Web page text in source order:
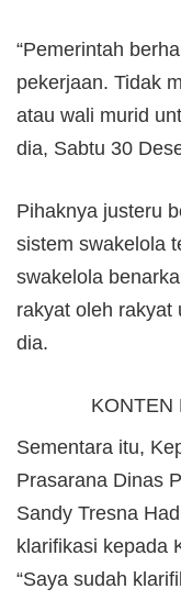
“Pemerintah
pekerjaan. Tidak
atau wali murid
dia, Sabtu 30
Pihaknya justeru
sistem swakelola
swakelola
rakyat oleh rakyat
dia.
KONTEN
Sementara itu,
Prasarana Dinas
Sandy Tresna
klarifikasi kepada
“Saya sudah